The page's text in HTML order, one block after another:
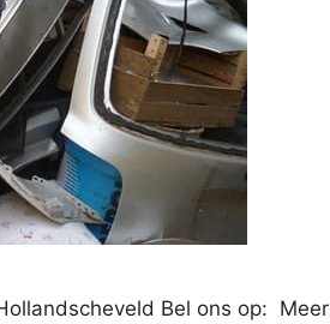
Bel ons op: Meer